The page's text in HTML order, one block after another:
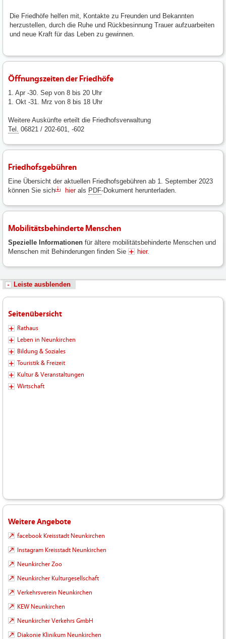
Die Friedhöfe helfen mit, Kontakte zu Freunden und Bekannten
herzustellen, durch die Ruhe und Rückbesinnung Trauer aufzuarbeiten
und neue Kraft für das Leben zu gewinnen.
Öffnungszeiten der Friedhöfe
1. Apr -30. Sep von 8 bis 20 Uhr
1. Okt -31. Mrz von 8 bis 18 Uhr
Weitere Auskünfte erteilt die Friedhofsverwaltung
Tel. 06821 / 202-601, -602
Friedhofsgebühren
Eine Übersicht der aktuellen Friedhofsgebühren ab 1. September 2023
können Sie sich
hierals PDF-Dokument herunterladen.
Mobilitätsbehinderte Menschen
Spezielle Informationen für ältere mobilitätsbehinderte Menschen und
Menschen mit Behinderungen finden Sie
hier.
Leiste ausblenden
Seitenübersicht
Rathaus
Leben in Neunkirchen
Bildung & Soziales
Touristik & Freizeit
Kultur & Veranstaltungen
Wirtschaft
Weitere Angebote
facebook Kreisstadt Neunkirchen
Instagram Kreisstadt Neunkirchen
Neunkircher Zoo
Neunkircher Kulturgesellschaft
Verkehrsverein Neunkirchen
KEW Neunkirchen
Neunkircher Verkehrs GmbH
Diakonie Klinikum Neunkirchen